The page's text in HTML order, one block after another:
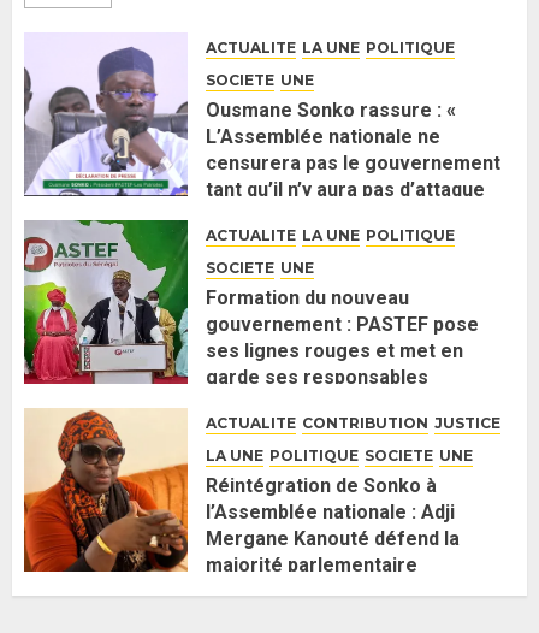
ACTUALITE LA UNE POLITIQUE
SOCIETE UNE
Ousmane Sonko rassure : «
L’Assemblée nationale ne
censurera pas le gouvernement
tant qu’il n’y aura pas d’attaque
2 JUIN 2026 0
ACTUALITE LA UNE POLITIQUE
SOCIETE UNE
Formation du nouveau
gouvernement : PASTEF pose
ses lignes rouges et met en
garde ses responsables
ACTUALITE CONTRIBUTION JUSTICE
LA UNE POLITIQUE SOCIETE UNE
Réintégration de Sonko à
l’Assemblée nationale : Adji
Mergane Kanouté défend la
majorité parlementaire
26 MAI 2026 0